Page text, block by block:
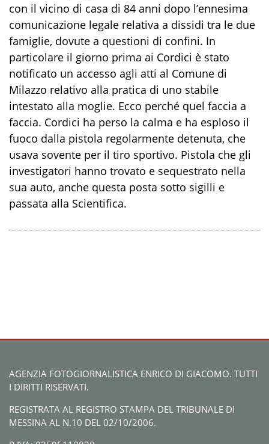
con il vicino di casa di 84 anni dopo l’ennesima
comunicazione legale relativa a dissidi tra le due
famiglie, dovute a questioni di confini. In
particolare il giorno prima ai Cordici è stato
notificato un accesso agli atti al Comune di
Milazzo relativo alla pratica di uno stabile
intestato alla moglie. Ecco perché quel faccia a
faccia. Cordici ha perso la calma e ha esploso il
fuoco dalla pistola regolarmente detenuta, che
usava sovente per il tiro sportivo. Pistola che gli
investigatori hanno trovato e sequestrato nella
sua auto, anche questa posta sotto sigilli e
passata alla Scientifica.
AGENZIA FOTOGIORNALISTICA ENRICO DI GIACOMO. TUTTI
I DIRITTI RISERVATI.
REGISTRATA AL REGISTRO STAMPA DEL TRIBUNALE DI
MESSINA AL N.10 DEL 02/10/2006.